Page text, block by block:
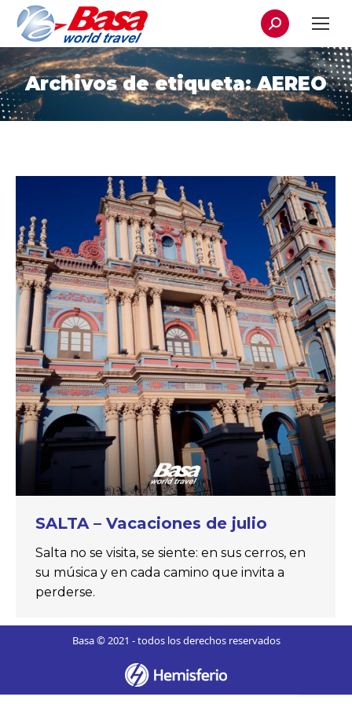
Buscar:
Archivos de etiqueta:AEREO
SALTA – Vacaciones de julio
Salta no se visita, se siente: en sus cerros, en
su música y en cada camino que invita a
perderse.
Basa © 2021 - todos los derechos reservados